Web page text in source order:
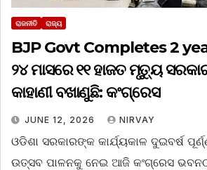
ରାଜନୀତି ରାଜ୍ୟ
BJP Govt Completes 2
୨୪ ମାସରେ ୧୧ ହାଜତ ମୃତ୍ୟୁ
କାହାଣୀ ବଖାଣୁଛି: କଂଗ୍ରେସ
JUNE 12, 2026 NIRVAY
ଓଡିଶା ସରକାରଙ୍କ କାର୍ଯ୍ୟକାଳ ଦୁଇବର୍ଷ
ଉତ୍ସବ ପାଳନକୁ ନେଇ ଆଜି କଂଗ୍ରେସ